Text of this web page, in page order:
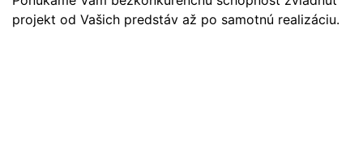
projekt od Vašich predstáv až po samotnú realizáciu.